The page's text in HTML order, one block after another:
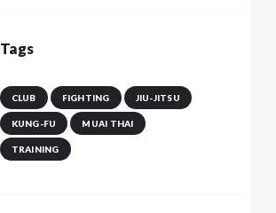
Tags
CLUB FIGHTING JIU-JITSU
KUNG-FU MUAI THAI
TRAINING